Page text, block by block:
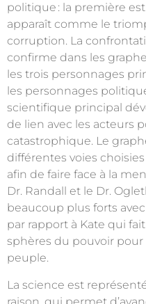
politique : la première
apparaît comme le
corruption. La
confirme dans les
les trois personnages
les personnages
scientifique principal
de lien avec les acteurs
catastrophique. Le
différentes voies
afin de faire face à la
Dr. Randall et le Dr.
beaucoup plus forts
par rapport à Kate qui
sphères du pouvoir
peuple.
La science est